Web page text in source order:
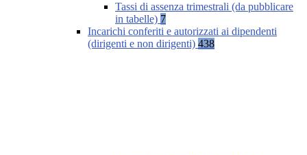
Tassi di assenza trimestrali (da pubblicare
in tabelle) 7
Incarichi conferiti e autorizzati ai dipendenti
(dirigenti e non dirigenti) 438